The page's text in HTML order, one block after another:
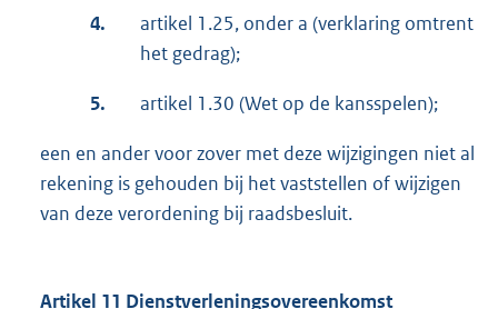
4.
artikel 1.25, onder a (verklaring omtrent
het gedrag);
5. artikel 1.30 (Wet op de kansspelen);
een en ander voor zover met deze wijzigingen niet al
rekening is gehouden bij het vaststellen of wijzigen
van deze verordening bij raadsbesluit.
Artikel 11 Dienstverleningsovereenkomst